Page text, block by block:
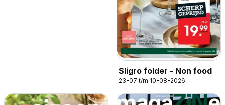
Sligro folder - Non food
23-07 t/m 10-08-2026